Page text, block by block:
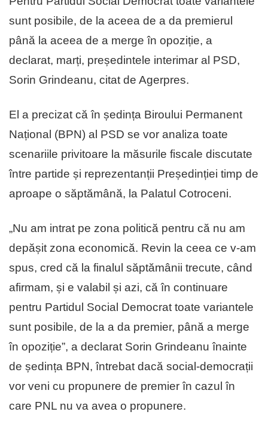
sunt posibile, de la aceea de a da premierul
până la aceea de a merge în opoziție, a
declarat, marți, președintele interimar al PSD,
Sorin Grindeanu, citat de Agerpres.
El a precizat că în ședința Biroului Permanent
Național (BPN) al PSD se vor analiza toate
scenariile privitoare la măsurile fiscale discutate
între partide și reprezentanții Președinției timp de
aproape o săptămână, la Palatul Cotroceni.
„Nu am intrat pe zona politică pentru că nu am
depășit zona economică. Revin la ceea ce v-am
spus, cred că la finalul săptămânii trecute, când
afirmam, și e valabil și azi, că în continuare
pentru Partidul Social Democrat toate variantele
sunt posibile, de la a da premier, până a merge
în opoziție”, a declarat Sorin Grindeanu înainte
de ședința BPN, întrebat dacă social-democrații
vor veni cu propunere de premier în cazul în
care PNL nu va avea o propunere.